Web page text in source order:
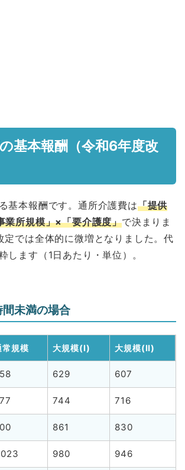
基本報酬（令和6年度改
基本報酬です。通所介護費は「提供
業所規模」×「要介護度」で決まりま
定では全体的に微増となりました。代
します（1日あたり・単位）。
未満の場合
常規模 大規模(Ⅰ) 大規模(Ⅱ)
629 607
744 716
861 830
980 946